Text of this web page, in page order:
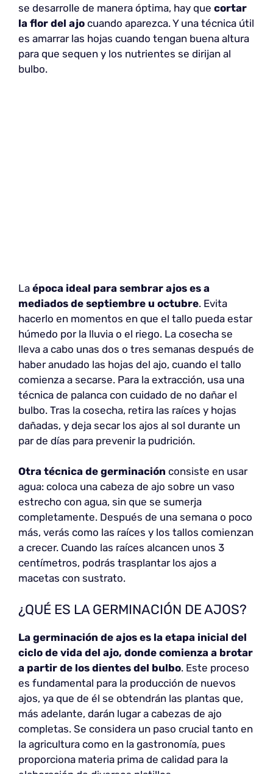
se desarrolle de manera óptima, hay que cortar
la flor del ajo cuando aparezca. Y una técnica útil
es amarrar las hojas cuando tengan buena altura
para que sequen y los nutrientes se dirijan al
bulbo.
La época ideal para sembrar ajos es a
mediados de septiembre u octubre. Evita
hacerlo en momentos en que el tallo pueda estar
húmedo por la lluvia o el riego. La cosecha se
lleva a cabo unas dos o tres semanas después de
haber anudado las hojas del ajo, cuando el tallo
comienza a secarse. Para la extracción, usa una
técnica de palanca con cuidado de no dañar el
bulbo. Tras la cosecha, retira las raíces y hojas
dañadas, y deja secar los ajos al sol durante un
par de días para prevenir la pudrición.
Otra técnica de germinación consiste en usar
agua: coloca una cabeza de ajo sobre un vaso
estrecho con agua, sin que se sumerja
completamente. Después de una semana o poco
más, verás como las raíces y los tallos comienzan
a crecer. Cuando las raíces alcancen unos 3
centímetros, podrás trasplantar los ajos a
macetas con sustrato.
¿QUÉ ES LA GERMINACIÓN DE AJOS?
La germinación de ajos es la etapa inicial del
ciclo de vida del ajo, donde comienza a brotar
a partir de los dientes del bulbo. Este proceso
es fundamental para la producción de nuevos
ajos, ya que de él se obtendrán las plantas que,
más adelante, darán lugar a cabezas de ajo
completas. Se considera un paso crucial tanto en
la agricultura como en la gastronomía, pues
proporciona materia prima de calidad para la